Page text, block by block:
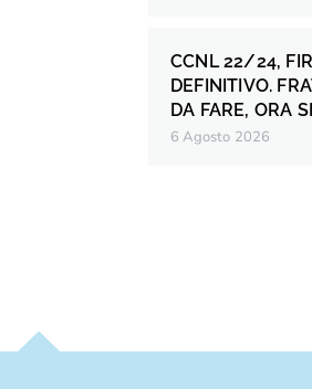
CCNL 22/24,
DEFINITIVO.
DA FARE, ORA
6 Agosto 2026